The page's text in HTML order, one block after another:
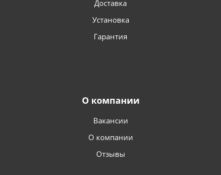
Доставка
Установка
Гарантия
О компании
Вакансии
О компании
Отзывы